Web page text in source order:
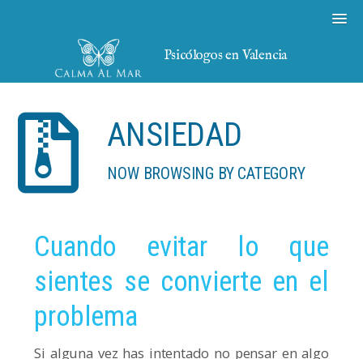
Psicólogos en Valencia
ANSIEDAD
NOW BROWSING BY CATEGORY
Cuando evitar lo que
sientes se convierte en el
problema
Si alguna vez has intentado no pensar en algo